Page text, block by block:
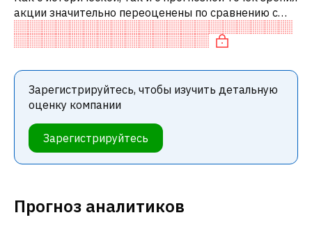
акции значительно переоценены по сравнению с
аналогичными акциями.
Зарегистрируйтесь, чтобы изучить детальную
оценку компании
Зарегистрируйтесь
Прогноз аналитиков